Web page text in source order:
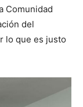
Comunidad
del
lo que es justo